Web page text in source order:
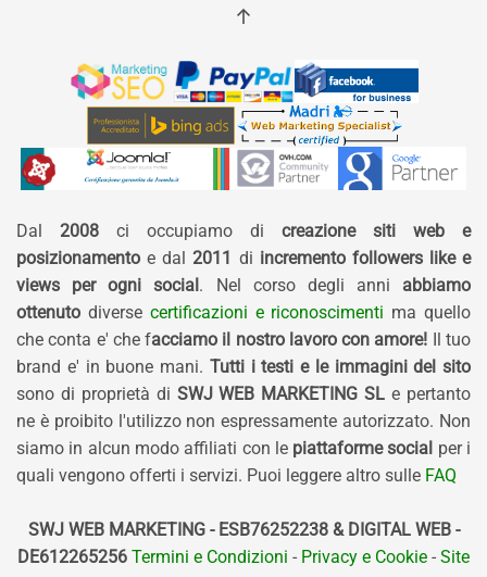
Dal 2008 ci occupiamo di creazione siti web e
posizionamento e dal 2011 di incremento followers like e
views per ogni social . Nel corso degli anni abbiamo
ottenuto diverse certificazioni e riconoscimenti ma quello
che conta e' che facciamo il nostro lavoro con amore! Il tuo
brand e' in buone mani. Tutti i testi e le immagini del sito
sono di proprietà di SWJ WEB MARKETING SL e pertanto
ne è proibito l'utilizzo non espressamente autorizzato. Non
siamo in alcun modo affiliati con le piattaforme social per i
quali vengono offerti i servizi. Puoi leggere altro sulle FAQ
SWJ WEB MARKETING - ESB76252238 & DIGITAL WEB -
DE612265256 Termini e Condizioni - Privacy e Cookie - Site